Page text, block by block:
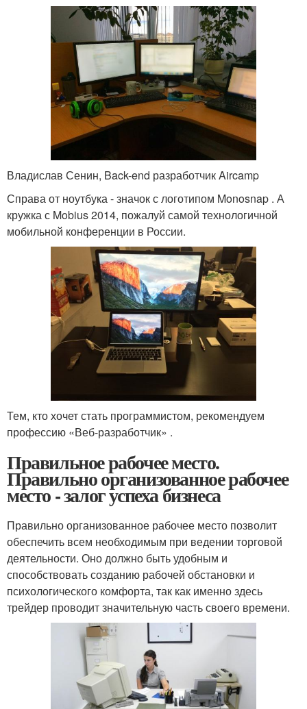
Владислав Сенин, Back-end разработчик Aircamp
Справа от ноутбука - значок с логотипом Monosnap . А
кружка с Mobius 2014, пожалуй самой технологичной
мобильной конференции в России.
Тем, кто хочет стать программистом, рекомендуем
профессию «Веб-разработчик» .
Правильное рабочее место.
Правильно организованное рабочее
место - залог успеха бизнеса
Правильно организованное рабочее место позволит
обеспечить всем необходимым при ведении торговой
деятельности. Оно должно быть удобным и
способствовать созданию рабочей обстановки и
психологического комфорта, так как именно здесь
трейдер проводит значительную часть своего времени.